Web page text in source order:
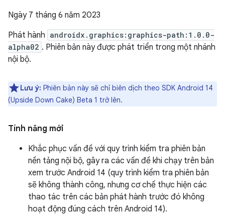
Ngày 7 tháng 6 năm 2023
Phát hành androidx.graphics:graphics-path:1.0.0-
alpha02 . Phiên bản này được phát triển trong một nhánh
nội bộ.
Lưu ý: Phiên bản này sẽ chỉ biên dịch theo SDK Android 14
(Upside Down Cake) Beta 1 trở lên.
Tính năng mới
Khắc phục vấn đề với quy trình kiểm tra phiên bản
nền tảng nội bộ, gây ra các vấn đề khi chạy trên bản
xem trước Android 14 (quy trình kiểm tra phiên bản
sẽ không thành công, nhưng cơ chế thực hiện các
thao tác trên các bản phát hành trước đó không
hoạt động đúng cách trên Android 14).